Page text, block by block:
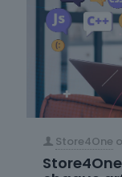
Store4One